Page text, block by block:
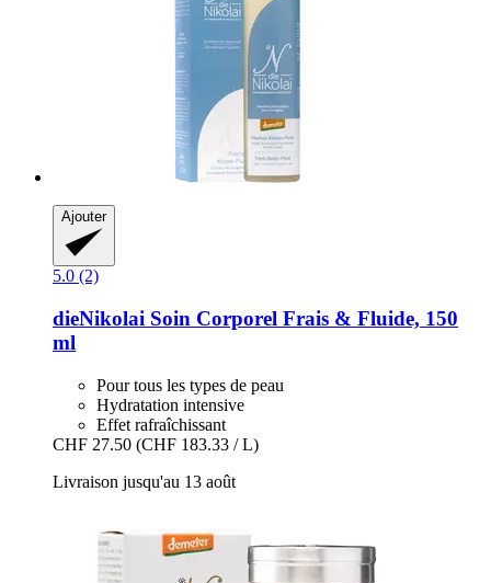
Ajouter
5.0 (2)
dieNikolai Soin Corporel Frais & Fluide, 150
ml
Pour tous les types de peau
Hydratation intensive
Effet rafraîchissant
CHF 27.50 (CHF 183.33 / L)
Livraison jusqu'au 13 août